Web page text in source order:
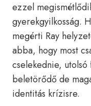
ezzel
gyerekgyilkosság.
megérti Ray
abba, hogy most
cselekednie, utolsó
beletörődő de
identitás krízisre.